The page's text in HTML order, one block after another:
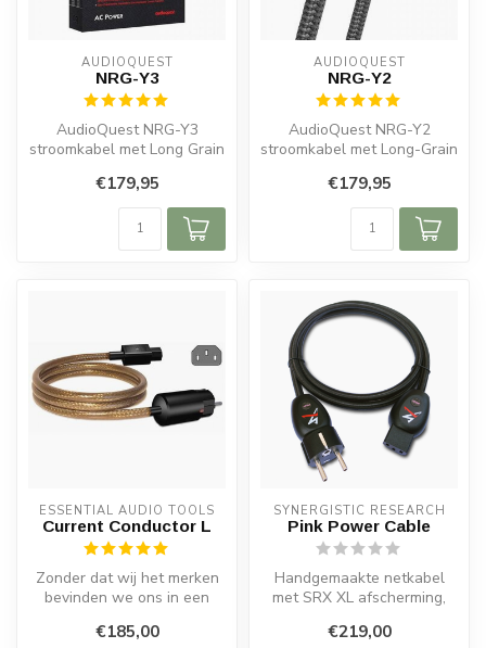
AUDIOQUEST
NRG-Y3
AudioQuest NRG-Y3
stroomkabel met Long Grain
Noise Dissipat...
€179,95
AUDIOQUEST
NRG-Y2
AudioQuest NRG-Y2
stroomkabel met Long-Grain
connector v...
€179,95
ESSENTIAL AUDIO TOOLS
Current Conductor L
Zonder dat wij het merken
bevinden we ons in een
Overal...
€185,00
SYNERGISTIC RESEARCH
Pink Power Cable
Handgemaakte netkabel
met SRX XL afscherming,
technologie. Kracht...
€219,00